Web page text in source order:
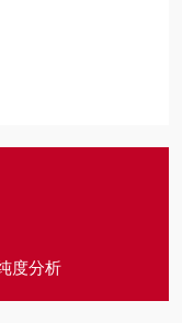
度分析